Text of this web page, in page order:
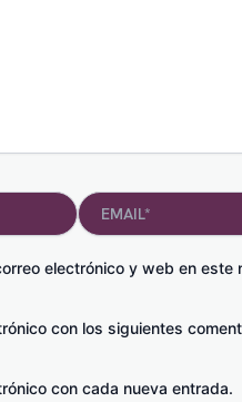
Email*
electrónico y web en
con los siguientes
con cada nueva entrada.